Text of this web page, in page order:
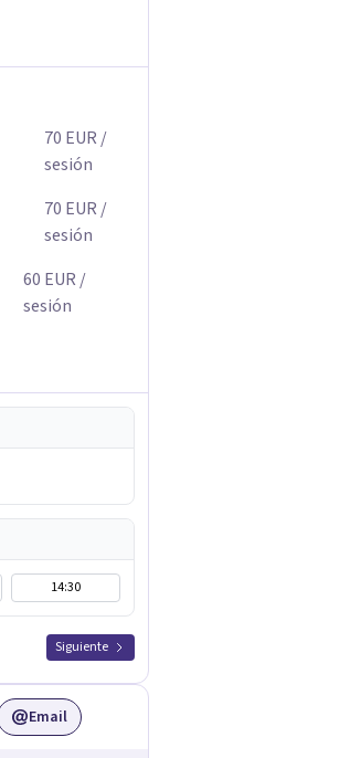
70 EUR /
sesión
70 EUR /
sesión
60 EUR /
sesión
14:30
Siguiente
Email